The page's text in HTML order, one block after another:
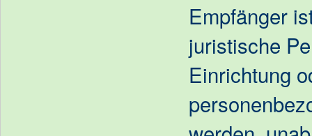
Empfänger
juristische
Einrichtung